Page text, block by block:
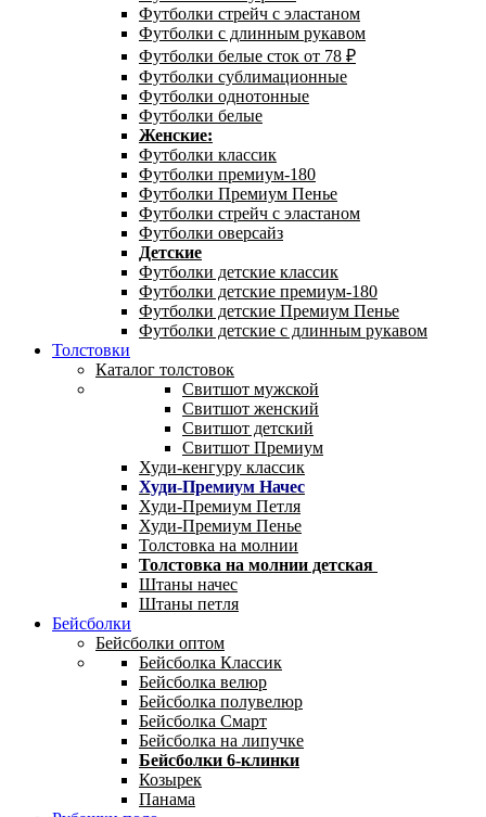
Футболки стрейч с эластаном
Футболки с длинным рукавом
Футболки белые сток от 78 ₽
Футболки сублимационные
Футболки однотонные
Футболки белые
Женские:
Футболки классик
Футболки премиум-180
Футболки Премиум Пенье
Футболки стрейч с эластаном
Футболки оверсайз
Детские
Футболки детские классик
Футболки детские премиум-180
Футболки детские Премиум Пенье
Футболки детские с длинным рукавом
Толстовки
Каталог толстовок
Свитшот мужской
Свитшот женский
Свитшот детский
Свитшот Премиум
Худи-кенгуру классик
Худи-Премиум Начес
Худи-Премиум Петля
Худи-Премиум Пенье
Толстовка на молнии
Толстовка на молнии детская
Штаны начес
Штаны петля
Бейсболки
Бейсболки оптом
Бейсболка Классик
Бейсболка велюр
Бейсболка полувелюр
Бейсболка Смарт
Бейсболка на липучке
Бейсболки 6-клинки
Козырек
Панама